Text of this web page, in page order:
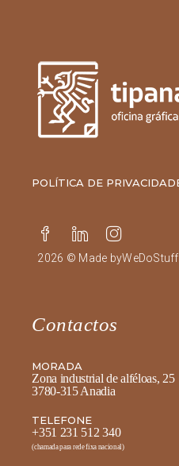
POLÍTICA DE
2026 © Made byWeDoStuff
Contactos
MORADA
Zona industrial de alféloas, 25
3780-315 Anadia
TELEFONE
+351 231 512 340
(chamada para rede fixa nacional)